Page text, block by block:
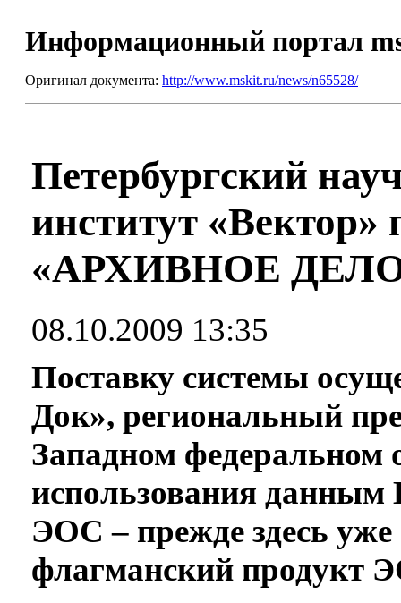
Информационный портал
Оригинал документа: http://www.mskit.ru/news/n65528/
Петербургский
институт «Вектор»
«АРХИВНОЕ
08.10.2009 13:35
Поставку системы
Док», региональный
Западном федеральном
использования
ЭОС – прежде здесь
флагманский